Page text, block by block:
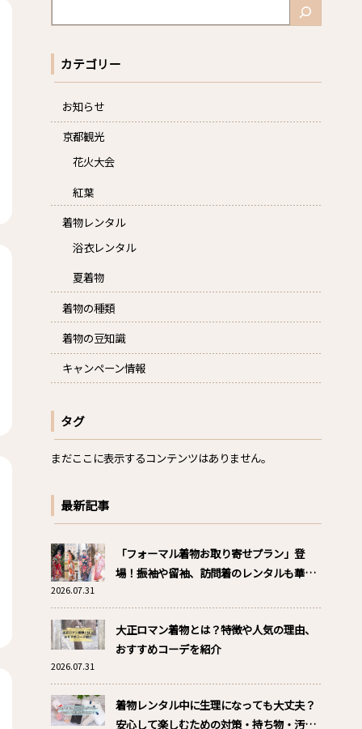
索
カテゴリー
お知らせ
京都観光
花火大会
紅葉
着物レンタル
浴衣レンタル
夏着物
着物の種類
着物の豆知識
キャンペーン情報
タグ
まだここに表示するコンテンツはありません。
最新記事
「フォーマル着物お取り寄せプラン」登
場！振袖や留袖、訪問着のレンタルも華か
2026.07.31
大正ロマン着物とは？特徴や人気の理由、
おすすめコーデを紹介
2026.07.31
着物レンタル中に生理になっても大丈夫？
安心して楽しむための対策・持ち物・汚れ